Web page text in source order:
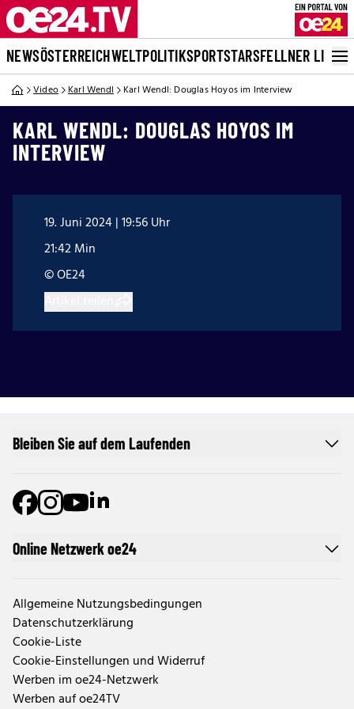
NEWSÖSTERREICHWELTPOLITIKSPORTSTARSFELLNER LIVE
Video Karl Wendl Karl Wendl: Douglas Hoyos im Interview
KARL WENDL: DOUGLAS HOYOS IM
INTERVIEW
19. Juni 2024 | 19:56 Uhr
21:42 Min
© OE24
Online Netzwerk oe24
Allgemeine Nutzungsbedingungen
Datenschutzerklärung
Cookie-Liste
Cookie-Einstellungen und Widerruf
Werben im oe24-Netzwerk
Werben auf oe24TV
Bleiben Sie auf dem Laufenden